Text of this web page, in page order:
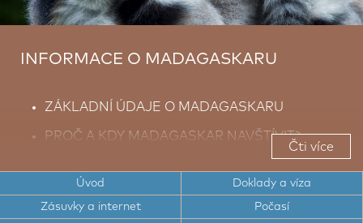
INFORMACE O MADAGASKARU
ZÁKLADNÍ ÚDAJE O MADAGASKARU
PROČ A KDY MADAGASKAR NAVŠTÍVIT?
MADAGASKAR
TOP ZAJÍMAVÁ MÍSTA MADAGASKARU
Čti více
Úvod Doklady a víza
Zásuvky a internet Počasí